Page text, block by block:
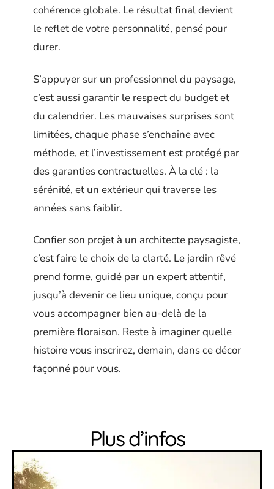
cohérence globale. Le résultat final devient
le reflet de votre personnalité, pensé pour
durer.
S’appuyer sur un professionnel du paysage,
c’est aussi garantir le respect du budget et
du calendrier. Les mauvaises surprises sont
limitées, chaque phase s’enchaîne avec
méthode, et l’investissement est protégé par
des garanties contractuelles. À la clé : la
sérénité, et un extérieur qui traverse les
années sans faiblir.
Confier son projet à un architecte paysagiste,
c’est faire le choix de la clarté. Le jardin rêvé
prend forme, guidé par un expert attentif,
jusqu’à devenir ce lieu unique, conçu pour
vous accompagner bien au-delà de la
première floraison. Reste à imaginer quelle
histoire vous inscrirez, demain, dans ce décor
façonné pour vous.
Plus d’infos